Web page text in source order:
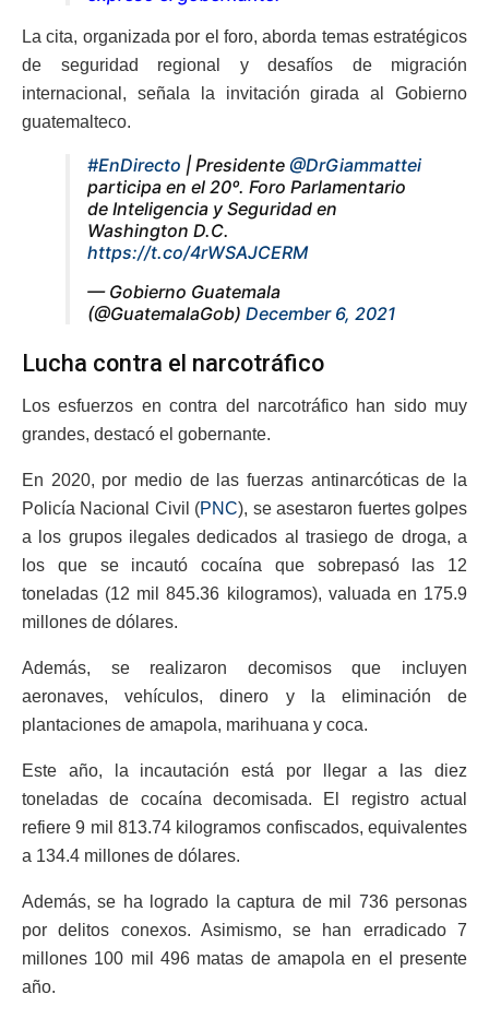
La cita, organizada por el foro, aborda temas estratégicos
de seguridad regional y desafíos de migración
internacional, señala la invitación girada al Gobierno
guatemalteco.
#EnDirecto | Presidente @DrGiammattei
participa en el 20º. Foro Parlamentario
de Inteligencia y Seguridad en
Washington D.C.
https://t.co/4rWSAJCERM
— Gobierno Guatemala
(@GuatemalaGob) December 6, 2021
Lucha contra el narcotráfico
Los esfuerzos en contra del narcotráfico han sido muy
grandes, destacó el gobernante.
En 2020, por medio de las fuerzas antinarcóticas de la
Policía Nacional Civil (PNC), se asestaron fuertes golpes
a los grupos ilegales dedicados al trasiego de droga, a
los que se incautó cocaína que sobrepasó las 12
toneladas (12 mil 845.36 kilogramos), valuada en 175.9
millones de dólares.
Además, se realizaron decomisos que incluyen
aeronaves, vehículos, dinero y la eliminación de
plantaciones de amapola, marihuana y coca.
Este año, la incautación está por llegar a las diez
toneladas de cocaína decomisada. El registro actual
refiere 9 mil 813.74 kilogramos confiscados, equivalentes
a 134.4 millones de dólares.
Además, se ha logrado la captura de mil 736 personas
por delitos conexos. Asimismo, se han erradicado 7
millones 100 mil 496 matas de amapola en el presente
año.